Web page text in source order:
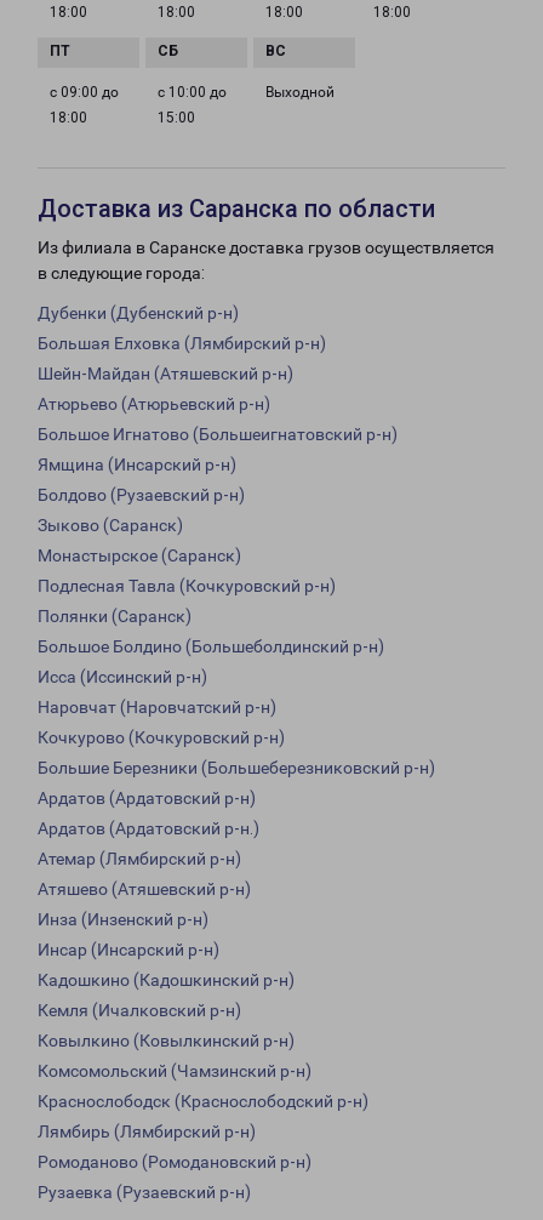
18:00
18:00
18:00
18:00
с 09:00 до
18:00
с 10:00 до
15:00
Выходной
Доставка из Саранска по области
Из филиала в Саранске доставка грузов осуществляется
в следующие города:
Дубенки (Дубенский р-н)
Большая Елховка (Лямбирский р-н)
Шейн-Майдан (Атяшевский р-н)
Атюрьево (Атюрьевский р-н)
Большое Игнатово (Большеигнатовский р-н)
Ямщина (Инсарский р-н)
Болдово (Рузаевский р-н)
Зыково (Саранск)
Монастырское (Саранск)
Подлесная Тавла (Кочкуровский р-н)
Полянки (Саранск)
Большое Болдино (Большеболдинский р-н)
Исса (Иссинский р-н)
Наровчат (Наровчатский р-н)
Кочкурово (Кочкуровский р-н)
Большие Березники (Большеберезниковский р-н)
Ардатов (Ардатовский р-н)
Ардатов (Ардатовский р-н.)
Атемар (Лямбирский р-н)
Атяшево (Атяшевский р-н)
Инза (Инзенский р-н)
Инсар (Инсарский р-н)
Кадошкино (Кадошкинский р-н)
Кемля (Ичалковский р-н)
Ковылкино (Ковылкинский р-н)
Комсомольский (Чамзинский р-н)
Краснослободск (Краснослободский р-н)
Лямбирь (Лямбирский р-н)
Ромоданово (Ромодановский р-н)
Рузаевка (Рузаевский р-н)